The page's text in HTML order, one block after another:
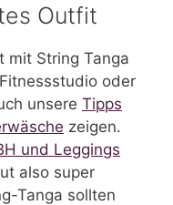
Outfit
mit String Tanga
oder
unsere Tipps
zeigen.
und Leggings
also super
Tanga sollten